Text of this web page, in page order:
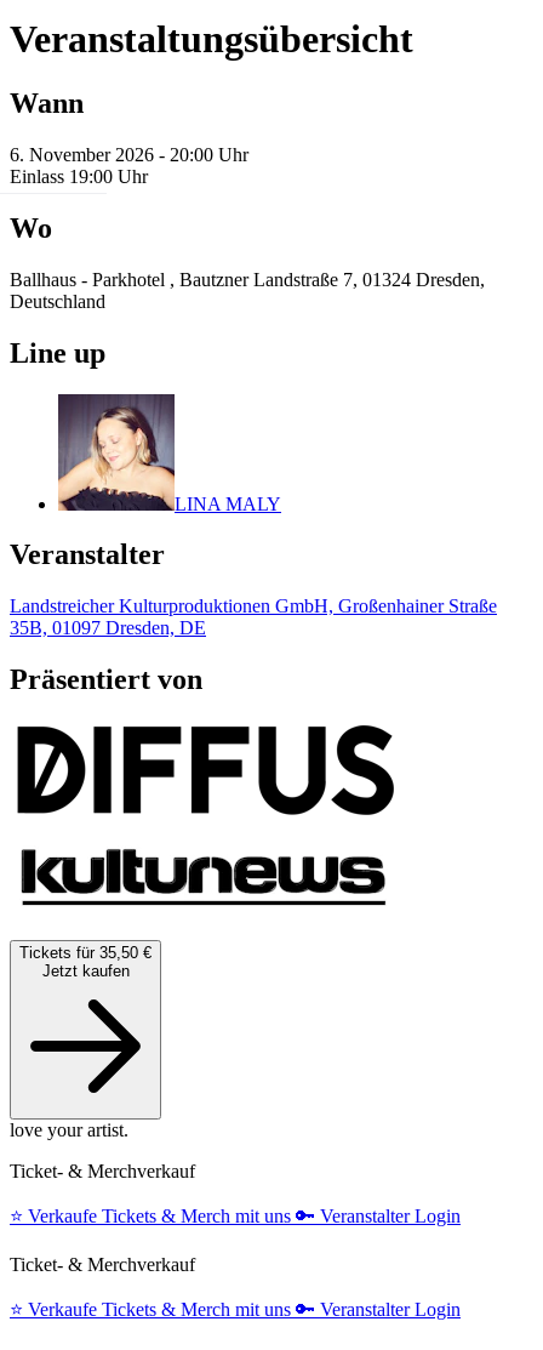
Veranstaltungsübersicht
Wann
6. November 2026 - 20:00 Uhr
Einlass 19:00 Uhr
Wo
Ballhaus - Parkhotel , Bautzner Landstraße 7, 01324 Dresden,
Deutschland
Line up
LINA MALY
Veranstalter
Landstreicher Kulturproduktionen GmbH, Großenhainer Straße
35B, 01097 Dresden, DE
Präsentiert von
Tickets für 35,50 €
Jetzt kaufen
love your artist.
Ticket- & Merchverkauf
⭐️ Verkaufe Tickets & Merch mit uns 🔑 Veranstalter Login
Ticket- & Merchverkauf
⭐️ Verkaufe Tickets & Merch mit uns 🔑 Veranstalter Login